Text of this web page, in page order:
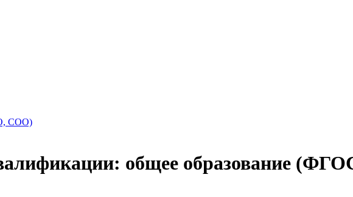
СОО)
общее образование